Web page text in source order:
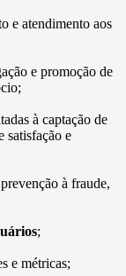
e atendimento aos
e promoção de
à captação de
satisfação e
à fraude,
;
e métricas;